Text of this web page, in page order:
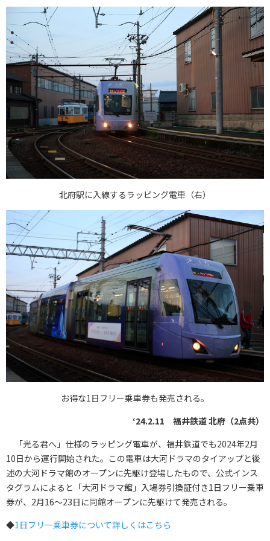
北府駅に入線するラッピング電車（右）
お得な1日フリー乗車券も発売される。
‘24.2.11 福井鉄道 北府（2点共）
「光る君へ」仕様のラッピング電車が、福井鉄道でも2024年2月
10日から運行開始された。この電車は大河ドラマのタイアップと後
述の大河ドラマ館のオープンに先駆け登場したもので、公式インス
タグラムによると「大河ドラマ館」入場券引換証付き1日フリー乗車
券が、2月16～23日に同館オープンに先駆けて発売される。
◆1日フリー乗車券について詳しくはこちら